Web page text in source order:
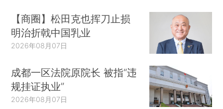
【商圈】松田克也挥刀止损
明治折戟中国乳业
2026年08月07日
成都一区法院原院长 被指“违
规挂证执业”
2026年08月07日